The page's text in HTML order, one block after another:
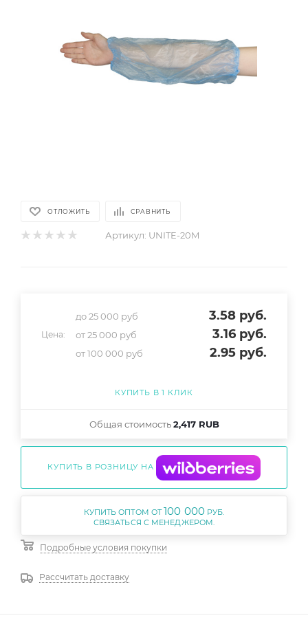
ОТЛОЖИТЬ СРАВНИТЬ
Артикул: UNITE-20М
Цена:
до 25 000 руб 3.58 руб.
от 25 000 руб 3.16 руб.
от 100 000 руб 2.95 руб.
КУПИТЬ В 1 КЛИК
Общая стоимость2,417 RUB
КУПИТЬ В РОЗНИЦУ НА
КУПИТЬ ОПТОМ ОТ100 000РУБ.
Подробные условия покупки
Рассчитать доставку